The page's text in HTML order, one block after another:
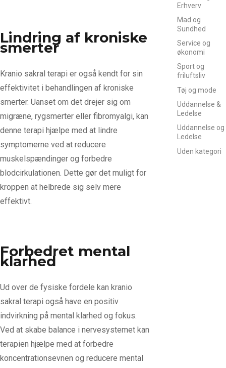
Lindring af kroniske
smerter
Kranio sakral terapi er også kendt for sin
effektivitet i behandlingen af kroniske
smerter. Uanset om det drejer sig om
migræne, rygsmerter eller fibromyalgi, kan
denne terapi hjælpe med at lindre
symptomerne ved at reducere
muskelspændinger og forbedre
blodcirkulationen. Dette gør det muligt for
kroppen at helbrede sig selv mere
effektivt.
Forbedret mental
klarhed
Ud over de fysiske fordele kan kranio
sakral terapi også have en positiv
indvirkning på mental klarhed og fokus.
Ved at skabe balance i nervesystemet kan
terapien hjælpe med at forbedre
koncentrationsevnen og reducere mental
Erhverv
Mad og
Sundhed
Service og
økonomi
Sport og
friluftsliv
Tøj og mode
Uddannelse &
Ledelse
Uddannelse og
Ledelse
Uden kategori